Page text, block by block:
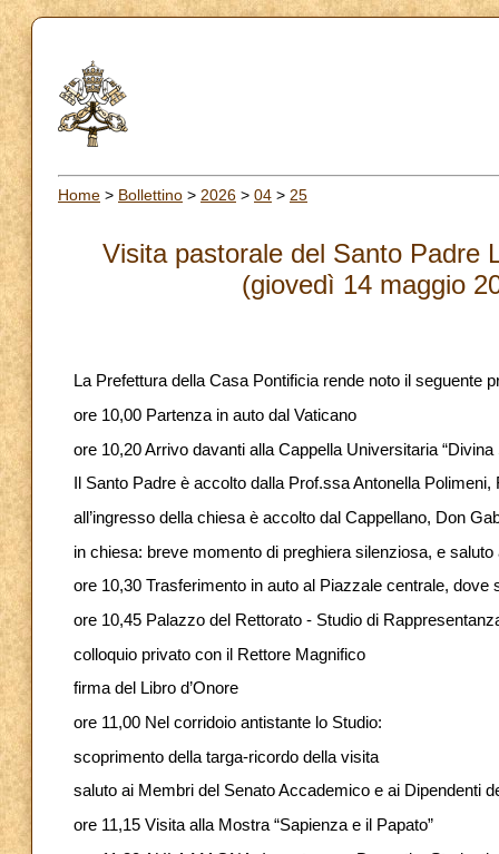
Home > Bollettino > 2026 > 04 > 25
Visita pastorale del Santo Padre
(giovedì 14 maggio
La Prefettura della Casa Pontificia rende noto il seguente
ore 10,00 Partenza in auto dal Vaticano
ore 10,20 Arrivo davanti alla Cappella Universitaria “Divina
Il Santo Padre è accolto dalla Prof.ssa Antonella
all’ingresso della chiesa è accolto dal Cappellano, Don
in chiesa: breve momento di preghiera silenziosa, e saluto
ore 10,30 Trasferimento in auto al Piazzale centrale,
ore 10,45 Palazzo del Rettorato - Studio di
colloquio privato con il Rettore Magnifico
firma del Libro d’Onore
ore 11,00 Nel corridoio antistante lo Studio:
scoprimento della targa-ricordo della visita
saluto ai Membri del Senato Accademico e ai Dipendenti
ore 11,15 Visita alla Mostra “Sapienza e il Papato”